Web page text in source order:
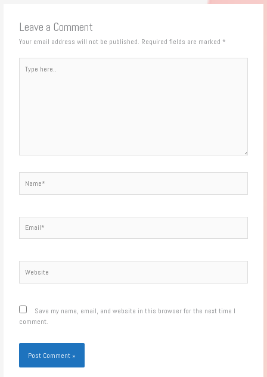
Leave a Comment
Your email address will not be published. Required fields are marked *
here..
Save my name, email, and website in this browser for the next time I
comment.